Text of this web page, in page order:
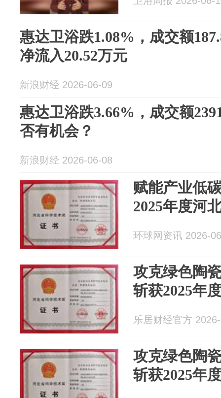
惠达卫浴跌1.08%，成交额
净流入20.52万元
新浪财经 2026-06-09
惠达卫浴跌3.66%，成交额
否有机会？
新浪财经 2026-06-08
赋能产业低
2025年度河
环球网资讯 2026-
攻克绿色陶
斩获2025年
乐居财经官方
攻克绿色陶
斩获2025年